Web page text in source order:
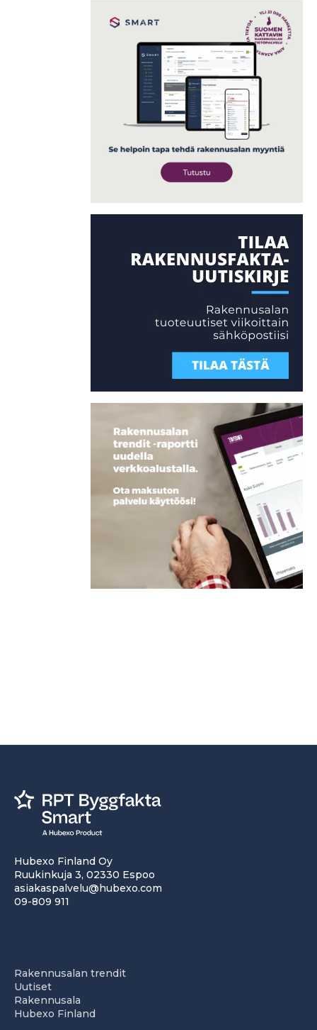
Hubexo Finland Oy
Ruukinkuja 3, 02330 Espoo
asiakaspalvelu@hubexo.com
09-809 911
Rakennusalan trendit
Uutiset
Rakennusala
Hubexo Finland